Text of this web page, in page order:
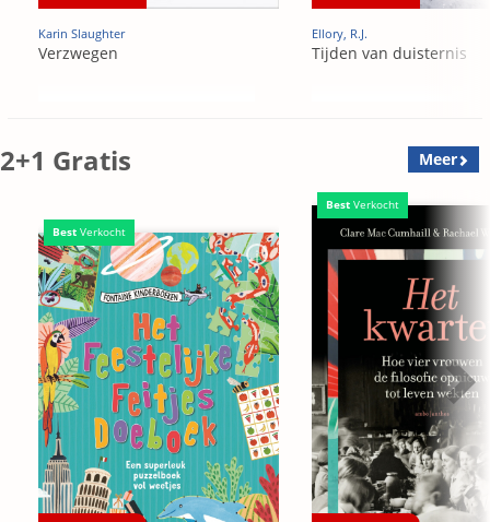
Karin Slaughter
Verzwegen
Ellory, R.J.
Tijden van duisternis
2+1 Gratis Meer
Best Verkocht
Best Verkocht